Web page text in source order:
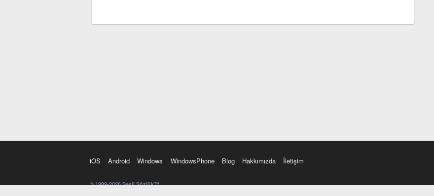
iOS Android Windows WindowsPhone Blog Hakkımızda İletişim
© 1999-2026 Sesli Sözlük™